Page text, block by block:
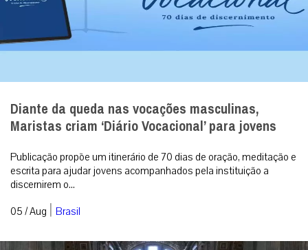
Diante da queda nas vocações masculinas,
Maristas criam ‘Diário Vocacional’ para jovens
Publicação propõe um itinerário de 70 dias de oração, meditação e
escrita para ajudar jovens acompanhados pela instituição a
discernirem o...
05 / Aug | Brasil